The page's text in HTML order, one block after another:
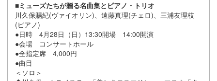
■ミューズたちが贈る名曲集とピアノ・トリオ
川久保賜紀(ヴァイオリン)、遠藤真理(チェロ)、三浦友理枝
(ピアノ)
●日時 4月28日（日）13:30開場 14:00開演
●会場 コンサートホール
●全指定席 4,000円
●曲目
＜ソロ＞